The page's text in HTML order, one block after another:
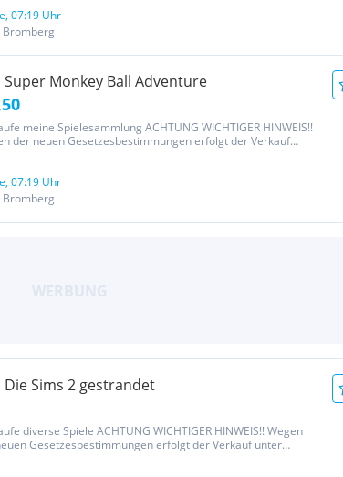
EU-Recht...
07:19 Uhr
Bromberg
Super Monkey Ball Adventure
meine Spielesammlung ACHTUNG WICHTIGER HINWEIS!!
der neuen Gesetzesbestimmungen erfolgt der Verkauf
EU-Recht...
07:19 Uhr
Bromberg
Die Sims 2 gestrandet
diverse Spiele ACHTUNG WICHTIGER HINWEIS!! Wegen
Gesetzesbestimmungen erfolgt der Verkauf unter